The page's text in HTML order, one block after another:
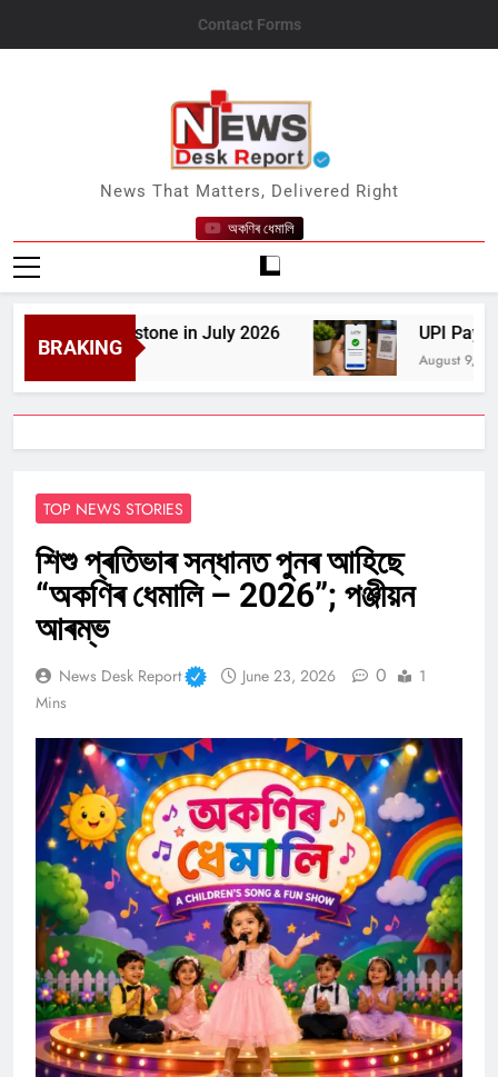
Contact Forms
News Desk Report
News That Matters, Delivered Right
অকণিৰ ধেমালি
BRAKING
Milestone in July 2026 UPI Payments to
August 9, 2026
TOP NEWS STORIES
শিশু প্ৰতিভাৰ সন্ধানত পুনৰ আহিছে
“অকণিৰ ধেমালি – 2026”; পঞ্জীয়ন
আৰম্ভ
News Desk Report June 23, 2026 0
1
Mins